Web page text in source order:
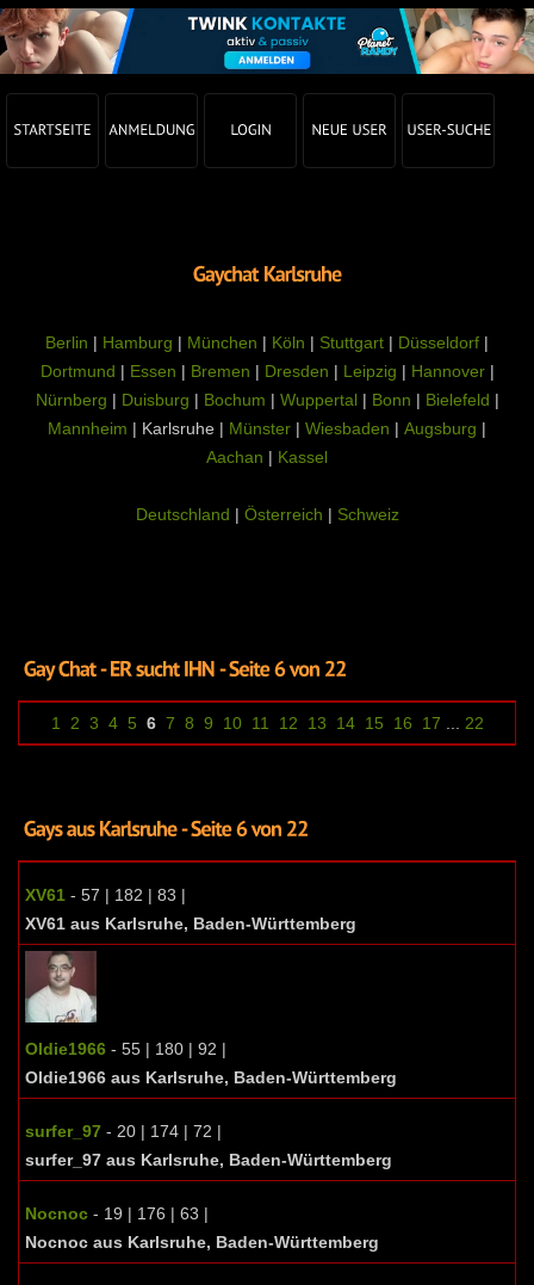
Berlin | Hamburg | München | Köln | Stuttgart | Düsseldorf |
Dortmund | Essen | Bremen | Dresden | Leipzig | Hannover|
Nürnberg | Duisburg | Bochum | Wuppertal | Bonn | Bielefeld |
Mannheim | Karlsruhe | Münster | Wiesbaden | Augsburg |
Aachan | Kassel
Deutschland | Österreich | Schweiz
1 2 3 4 5 6 7 8 9 10 11 12 13 14 15 16 17 22
XV61 - 57 | 182 | 83 |
XV61 aus Karlsruhe, Baden-Württemberg
Oldie1966 - 55 | 180 | 92 |
Oldie1966 aus Karlsruhe, Baden-Württemberg
surfer_97 - 20 | 174 | 72 |
surfer_97 aus Karlsruhe, Baden-Württemberg
Nocnoc - 19 | 176 | 63 |
Nocnoc aus Karlsruhe, Baden-Württemberg